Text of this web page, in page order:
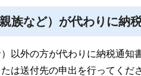
族など）が代わりに納
以外の方が代わりに納税通知
は送付先の申出を行ってくだ